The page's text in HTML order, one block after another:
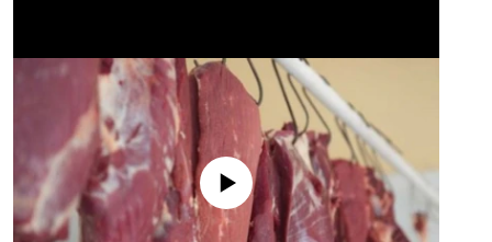
No media source currently available